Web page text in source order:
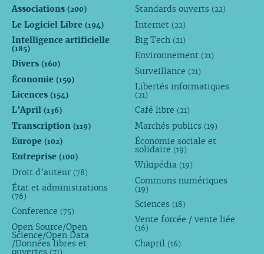
Associations (200)
Le Logiciel Libre (194)
Intelligence artificielle
(185)
Divers (160)
Économie (159)
Licences (154)
L’April (136)
Transcription (119)
Europe (102)
Entreprise (100)
Droit d’auteur (78)
État et administrations
(76)
Conference (75)
Open Source/Open
Science/Open Data
/Données libres et
ouvertes (71)
Standards ouverts (22)
Internet (22)
Big Tech (21)
Environnement (21)
Surveillance (21)
Libertés informatiques
(21)
Café libre (21)
Marchés publics (19)
Économie sociale et
solidaire (19)
Wikipédia (19)
Communs numériques
(19)
Sciences (18)
Vente forcée / vente liée
(16)
Chapril (16)